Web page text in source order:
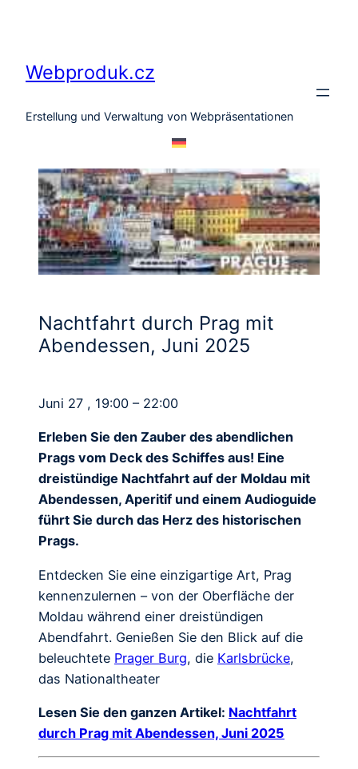
Webproduk.cz
Erstellung und Verwaltung von Webpräsentationen
Nachtfahrt durch Prag mit
Abendessen, Juni 2025
Juni 27 , 19:00 – 22:00
Erleben Sie den Zauber des abendlichen
Prags vom Deck des Schiffes aus! Eine
dreistündige Nachtfahrt auf der Moldau mit
Abendessen, Aperitif und einem Audioguide
führt Sie durch das Herz des historischen
Prags.
Entdecken Sie eine einzigartige Art, Prag
kennenzulernen – von der Oberfläche der
Moldau während einer dreistündigen
Abendfahrt. Genießen Sie den Blick auf die
beleuchtete Prager Burg, die Karlsbrücke,
das Nationaltheater
Lesen Sie den ganzen Artikel: Nachtfahrt
durch Prag mit Abendessen, Juni 2025